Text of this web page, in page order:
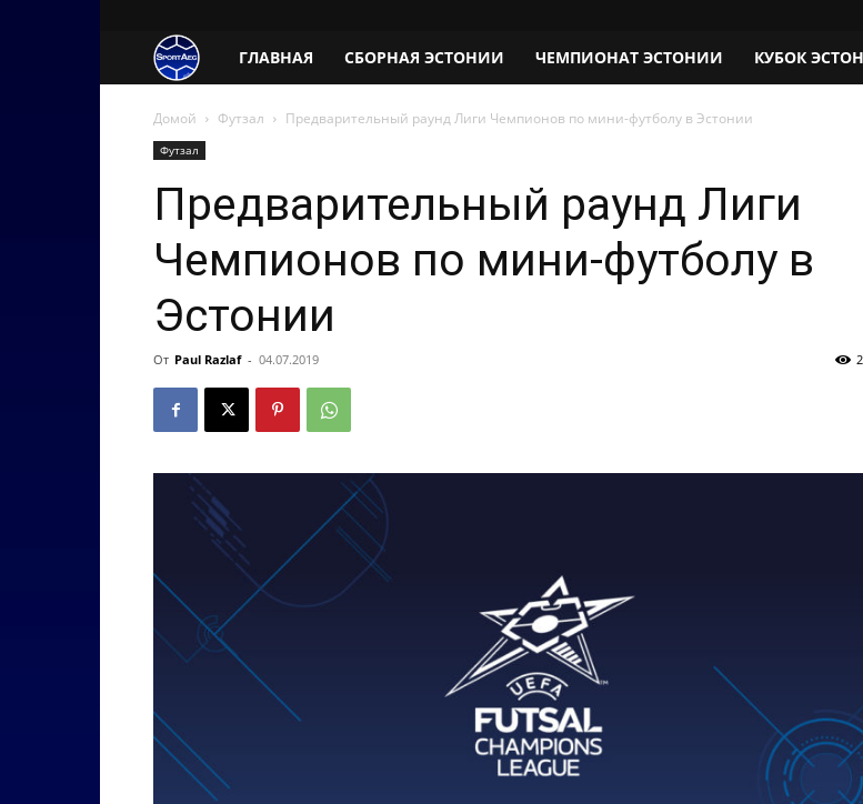
SportAeg.EE
ГЛАВНАЯ СБОРНАЯ ЭСТОНИИ ЧЕМПИОНАТ ЭСТОНИИ КУБОК
Домой Футзал Предварительный раунд Лиги Чемпионов по мини-футболу в Эстонии
Футзал
Предварительный раунд Лиги
Чемпионов по мини-футболу в
Эстонии
От Paul Razlaf - 04.07.2019